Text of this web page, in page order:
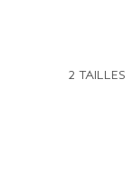
2 TAILLES